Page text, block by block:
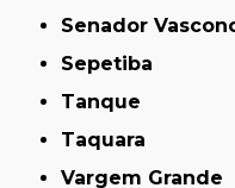
Senador
Sepetiba
Tanque
Taquara
Vargem Grande